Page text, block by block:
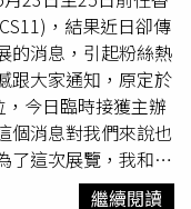
業中之旅行社），共
國際運通旅行社、昇
行社、中證旅行社、
社、安美旅行社、享
社、百世旅行社、跨
旅行社、迦勒興旅行
亞洲旅行社、米淇國
，結果近日卻傳
的消息，引起粉絲熱
跟大家通知，原定於
今日臨時接獲主辦
個消息對我們來說也
了這次展覽，我和團
粉絲見面活動安排，
繼續閱讀